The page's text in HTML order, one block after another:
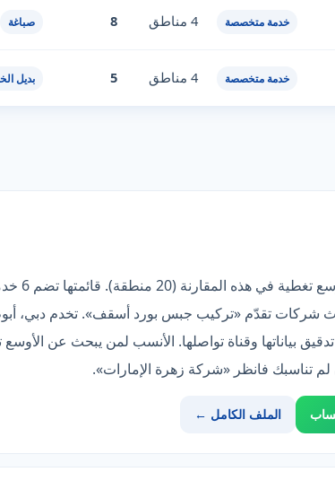
خدمة متخصصة 4 مناطق 8 صباغة
خدمة متخصصة 4 مناطق 5 بديل
شركات تقدّم «تركيب جبس بورد أسقف». تخدم دبي،
تناسبك فانظر «شركة زهرة الإمارات».
الملف الكامل ←